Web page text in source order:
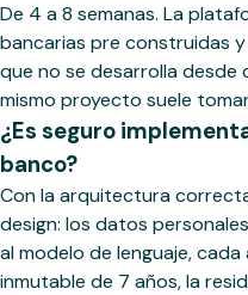
De 4 a 8 semanas. La
bancarias pre construidas
que no se desarrolla desde
mismo proyecto suele
¿Es seguro
banco?
Con la arquitectura
design: los datos
al modelo de lenguaje,
inmutable de 7 años, la